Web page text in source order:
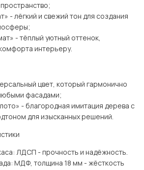
- лёгкий и свежий тон для создания
- тёплый уютный оттенок,
интерьеру.
цвет, который гармонично
фасадами;
- благородная имитация дерева с
для изысканных решений.
ЛДСП - прочность и надёжность.
МДФ, толщина 18 мм - жёсткость